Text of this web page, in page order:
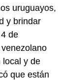
uruguayos,
y brindar
de
local y de
que están